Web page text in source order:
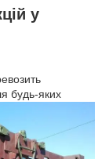
у
будь-яких